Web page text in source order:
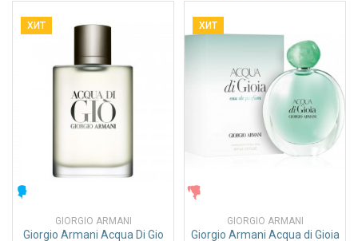
ХИТ
GIORGIO ARMANI
Giorgio Armani Acqua Di Gio
ХИТ
GIORGIO ARMANI
Giorgio Armani Acqua di Gioia